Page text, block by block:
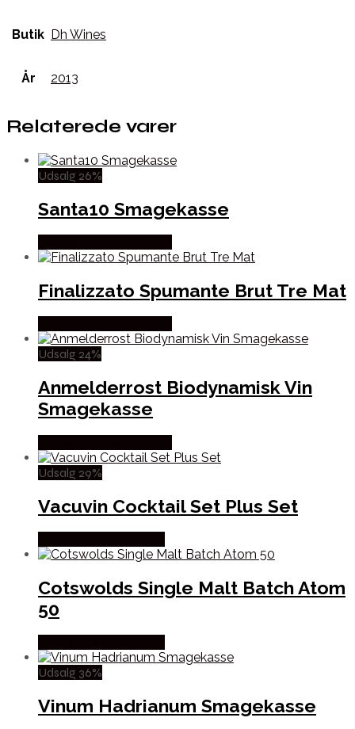
Butik Dh Wines
År 2013
Relaterede varer
Udsalg 26%
Santa10 Smagekasse
Finalizzato Spumante Brut Tre Mat
Udsalg 24%
Anmelderrost Biodynamisk Vin
Smagekasse
Udsalg 29%
Vacuvin Cocktail Set Plus Set
Cotswolds Single Malt Batch Atom
50
Udsalg 36%
Vinum Hadrianum Smagekasse